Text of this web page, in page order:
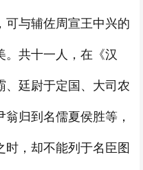
可与辅佐周宣王中兴的
。共十一人，在《汉
、廷尉于定国、大司农
归到名儒夏侯胜等，
，却不能列于名臣图